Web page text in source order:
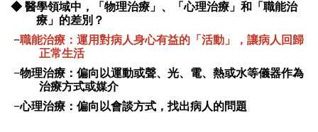
◆ 醫學領域中，「物理治療」、「心理治療」和「職能治
療」的差別？
−職能治療：運用對病人身心有益的「活動」，讓病人回歸
正常生活
−物理治療：偏向以運動或聲、光、電、熱或水等儀器作為
治療方式或媒介
−心理治療：偏向以會談方式，找出病人的問題